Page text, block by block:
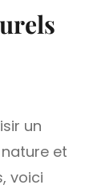
un
et
voici